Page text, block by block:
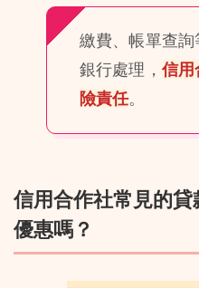
繳費、帳單查
銀行處理， 信用
險責任。
信用合作社常見的
優惠嗎？